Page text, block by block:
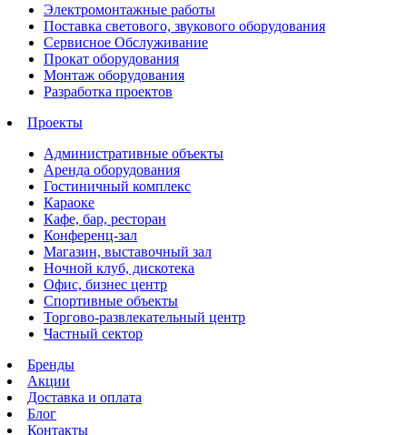
Электромонтажные работы
Поставка светового, звукового оборудования
Сервисное Обслуживание
Прокат оборудования
Монтаж оборудования
Разработка проектов
Проекты
Административные объекты
Аренда оборудования
Гостиничный комплекс
Караоке
Кафе, бар, ресторан
Конференц-зал
Магазин, выставочный зал
Ночной клуб, дискотека
Офис, бизнес центр
Спортивные объекты
Торгово-развлекательный центр
Частный сектор
Бренды
Акции
Доставка и оплата
Блог
Контакты